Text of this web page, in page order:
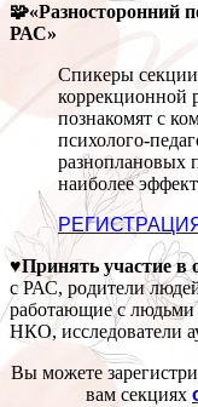
🧩«Разносторонний
РАС»
Спикеры секции
коррекционной
познакомят с
психолого-
разноплановых
наиболее
♥Принять участие в
с РАС, родители
работающие с людьми
НКО, исследователи
Вы можете
вам секциях